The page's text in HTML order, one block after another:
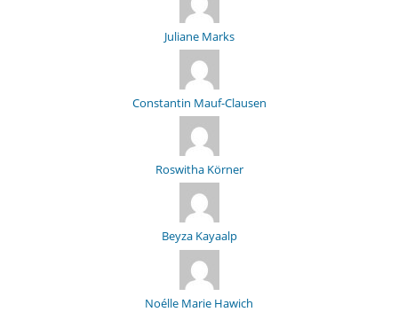
Juliane Marks
Constantin Mauf-Clausen
Roswitha Körner
Beyza Kayaalp
Noélle Marie Hawich